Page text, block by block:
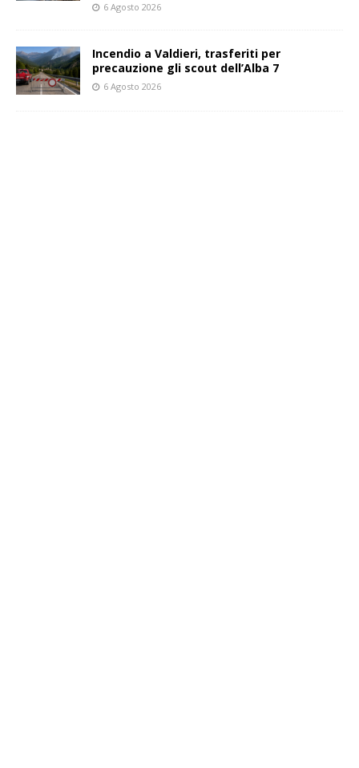
6 Agosto 2026
Incendio a Valdieri, trasferiti per
precauzione gli scout dell’Alba 7
6 Agosto 2026